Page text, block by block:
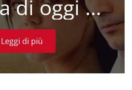
di oggi 16
2025
Leggi di più